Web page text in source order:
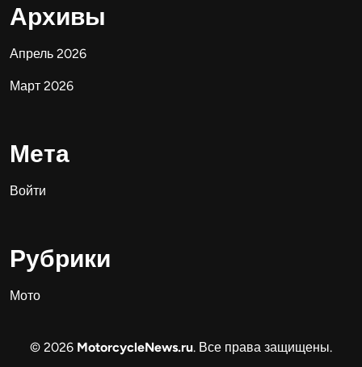
Архивы
Апрель 2026
Март 2026
Мета
Войти
Рубрики
Мото
© 2026 MotorcycleNews.ru. Все права защищены.